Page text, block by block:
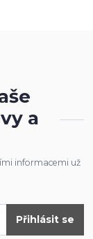
a
informacemi už
Přihlásit se